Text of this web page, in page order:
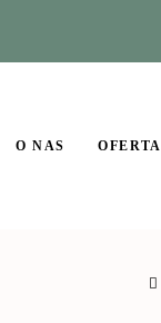
O NAS OFERTA